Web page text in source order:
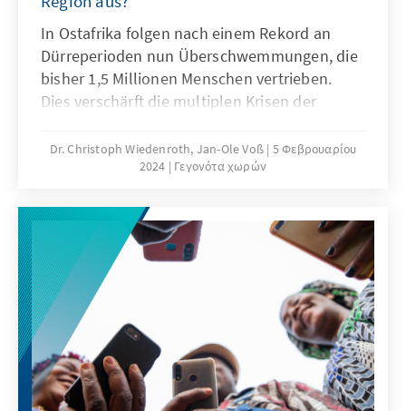
In Ostafrika folgen nach einem Rekord an
Dürreperioden nun Überschwemmungen, die
bisher 1,5 Millionen Menschen vertrieben.
Dies verschärft die multiplen Krisen der
Ernährungssicherheit weiter und verstärkt das
ohnehin hohe Städtewachstum. Gleichzeitig
massiven Überschuldungskrisen, was
notwendige Investitionen in klimaresiliente
Maßnahmen erschwert.
Dr. Christoph Wiedenroth, Jan-Ole Voß 5 Φεβρουαρίου
2024
Γεγονότα χωρών